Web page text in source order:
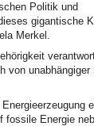
Politik und
gigantische
Merkel.
von unabhängiger
fossile Energie